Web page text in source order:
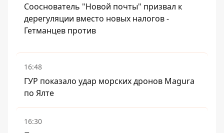
Сооснователь "Новой почты" призвал к
дерегуляции вместо новых налогов -
Гетманцев против
16:48
ГУР показало удар морских дронов Magura
по Ялте
16:30